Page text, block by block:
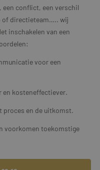
een conflict, een verschil
of directieteam….. wij
inschakelen van een
voor een
en kosteneffectiever.
proces en de uitkomst.
voorkomen toekomstige